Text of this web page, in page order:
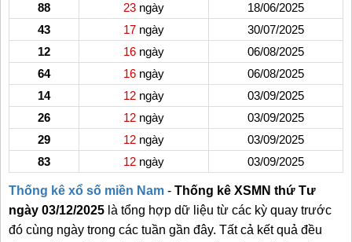
88
23 ngày
18/06/2025
43
17 ngày
30/07/2025
12
16 ngày
06/08/2025
64
16 ngày
06/08/2025
14
12 ngày
03/09/2025
26
12 ngày
03/09/2025
29
12 ngày
03/09/2025
83
12 ngày 03/09/2025
Thống kê xổ số miền Nam - Thống kê XSMN thứ Tư
ngày 03/12/2025 là tổng hợp dữ liệu từ các kỳ quay trước
đó cùng ngày trong các tuần gần đây. Tất cả kết quả đều